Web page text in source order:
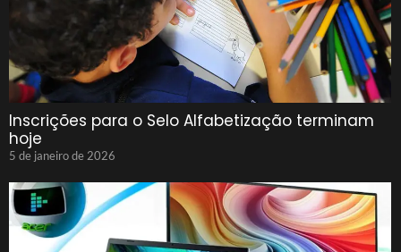
Inscrições para o Selo Alfabetização terminam
hoje
5 de janeiro de 2026